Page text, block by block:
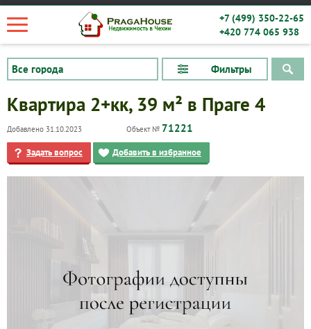
+7 (499) 350-22-65
+420 774 065 938
Фильтры
Квартиры
Квартира 2+кк, 39 м² в Праге 4
Добавлено 31.10.2023 Объект № 71221
Задать вопрос Добавить в избранное